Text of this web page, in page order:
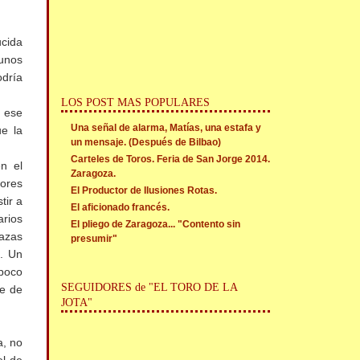
la
el
a
Un
de
no
LOS POST MAS POPULARES
Una señal de alarma, Matías, una estafa y
un mensaje. (Después de Bilbao)
Carteles de Toros. Feria de San Jorge 2014.
Zaragoza.
El Productor de Ilusiones Rotas.
El aficionado francés.
El pliego de Zaragoza... "Contento sin
presumir"
SEGUIDORES de "EL TORO DE LA
JOTA"